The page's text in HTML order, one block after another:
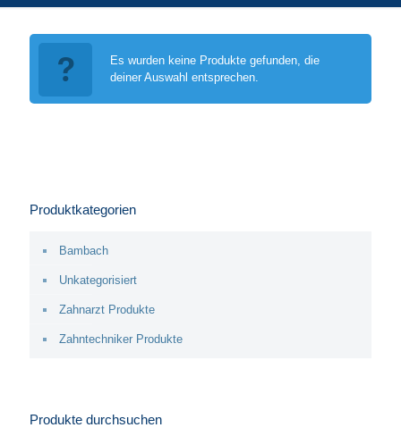
Es wurden keine Produkte gefunden, die
deiner Auswahl entsprechen.
Produktkategorien
Bambach
Unkategorisiert
Zahnarzt Produkte
Zahntechniker Produkte
Produkte durchsuchen